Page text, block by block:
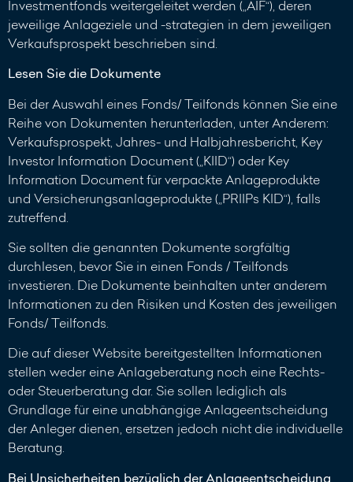
Investmentfonds weitergeleitet werden („AIF“), deren
jeweilige Anlageziele und -strategien in dem jeweiligen
Verkaufsprospekt beschrieben sind.
Lesen Sie die Dokumente
Bei der Auswahl eines Fonds/ Teilfonds können Sie eine
Reihe von Dokumenten herunterladen, unter Anderem:
Verkaufsprospekt, Jahres- und Halbjahresbericht, Key
Investor Information Document („KIID“) oder Key
Information Document für verpackte Anlageprodukte
und Versicherungsanlageprodukte („PRIIPs KID“), falls
zutreffend.
Sie sollten die genannten Dokumente sorgfältig
durchlesen, bevor Sie in einen Fonds / Teilfonds
investieren. Die Dokumente beinhalten unter anderem
Informationen zu den Risiken und Kosten des jeweiligen
Fonds/ Teilfonds.
Die auf dieser Website bereitgestellten Informationen
stellen weder eine Anlageberatung noch eine Rechts-
oder Steuerberatung dar. Sie sollen lediglich als
Grundlage für eine unabhängige Anlageentscheidung
der Anleger dienen, ersetzen jedoch nicht die individuelle
Beratung.
Bei Unsicherheiten bezüglich der Anlageentscheidung